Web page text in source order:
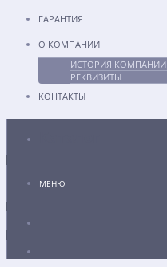
ГАРАНТИЯ
О КОМПАНИИ
ИСТОРИЯ КОМПАНИИ
РЕКВИЗИТЫ
КОНТАКТЫ
МЕНЮ